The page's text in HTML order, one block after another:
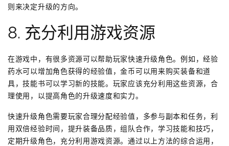
则来决定升级的方向。
8. 充分利用游戏资源
在游戏中，有很多资源可以帮助玩家快速升级角色。例如，经验
药水可以增加角色获得的经验值，金币可以用来购买装备和道
具，技能书可以学习新的技能。玩家应该充分利用这些资源，合
理使用，以提高角色的升级速度和实力。
快速升级角色需要玩家合理分配经验值，多参与副本和任务，利
用双倍经验时间，提升装备品质，组队合作，学习技能和技巧，
定期升级角色，充分利用游戏资源。通过以上方法的综合运用，